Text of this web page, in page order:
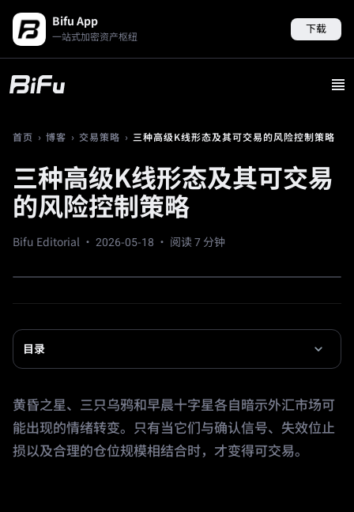
Bifu App
一站式加密资产枢纽
下载
首页 › 博客 › 交易策略 › 三种高级K线形态及其可交易的风险控制策略
三种高级K线形态及其可交易
的风险控制策略
Bifu Editorial · 2026-05-18 · 阅读 7 分钟
目录
黄昏之星、三只乌鸦和早晨十字星各自暗示外汇市场可
能出现的情绪转变。只有当它们与确认信号、失效位止
损以及合理的仓位规模相结合时，才变得可交易。